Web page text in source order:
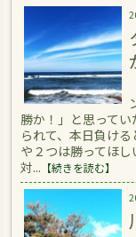
勝か！」と思って
られて、本日負け
や２つは勝ってほ
対... 【続きを読む】